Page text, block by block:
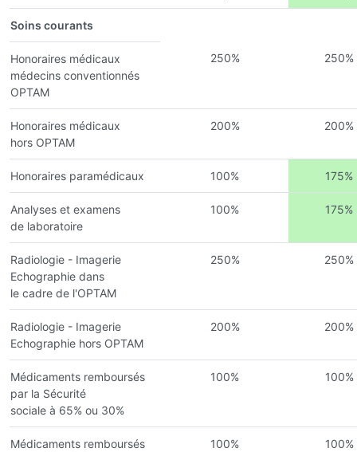
Soins courants
Honoraires médicaux
médecins conventionnés
OPTAM
250% 250%
Honoraires médicaux
hors OPTAM
200% 200%
Honoraires paramédicaux 100% 175%
Analyses et examens
de laboratoire
100% 175%
Radiologie - Imagerie
Echographie dans
le cadre de l'OPTAM
250% 250%
Radiologie - Imagerie
Echographie hors OPTAM
200% 200%
Médicaments remboursés
par la Sécurité
sociale à 65% ou 30%
100% 100%
Médicaments remboursés
100% 100%